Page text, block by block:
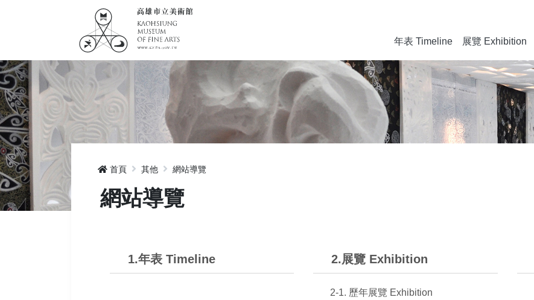
年表 Timeline
展覽 Exhibition
首頁 其他 網站導覽
網站導覽
1.年表 Timeline 2.展覽 Exhibition
2-1. 歷年展覽 Exhibition